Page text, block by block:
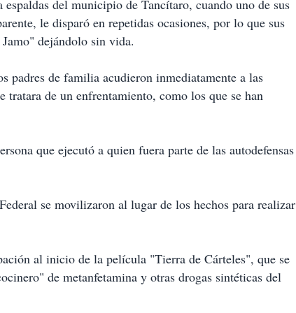
del municipio de Tancítaro, cuando uno de sus
le disparó en repetidas ocasiones, por lo que sus
dejándolo sin vida.
padres de familia acudieron inmediatamente a las
tratara de un enfrentamiento, como los que se han
que ejecutó a quien fuera parte de las autodefensas
se movilizaron al lugar de los hechos para realizar
al inicio de la película "Tierra de Cárteles", que se
de metanfetamina y otras drogas sintéticas del